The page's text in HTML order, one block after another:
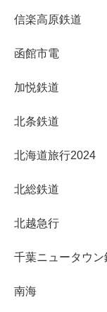
信楽高原鉄道
函館市電
加悦鉄道
北条鉄道
北海道旅行2024
北総鉄道
北越急行
千葉ニュータウン
南海